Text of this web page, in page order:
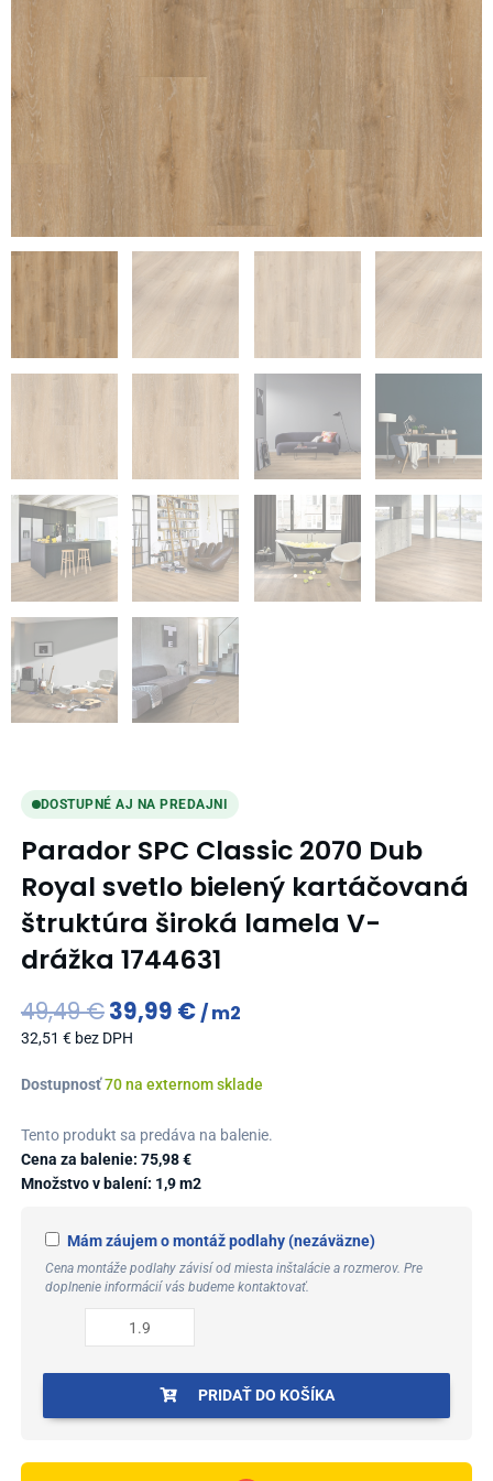
DOSTUPNÉ AJ NA PREDAJNI
Parador SPC Classic 2070 Dub
Royal svetlo bielený kartáčovaná
štruktúra široká lamela V-
drážka 1744631
49,49€Original
price
49,49 €.
39,99 €Current
39,99 €.
m2
32,51 € bez DPH
Dostupnosť70 na externom sklade
Tento produkt sa predáva na balenie.
Cena za balenie: 75,98€
Množstvo v balení: 1,9 m2
Cena montáže podlahy závisí od miesta inštalácie a rozmerov. Pre
doplnenie informácií vás budeme kontaktovať.
Mám záujem o montáž podlahy (nezáväzne)
množstvo
SPC
Classic
2070
Royal
bielený
lamela
drážka
PRIDAŤ DO KOŠÍKA